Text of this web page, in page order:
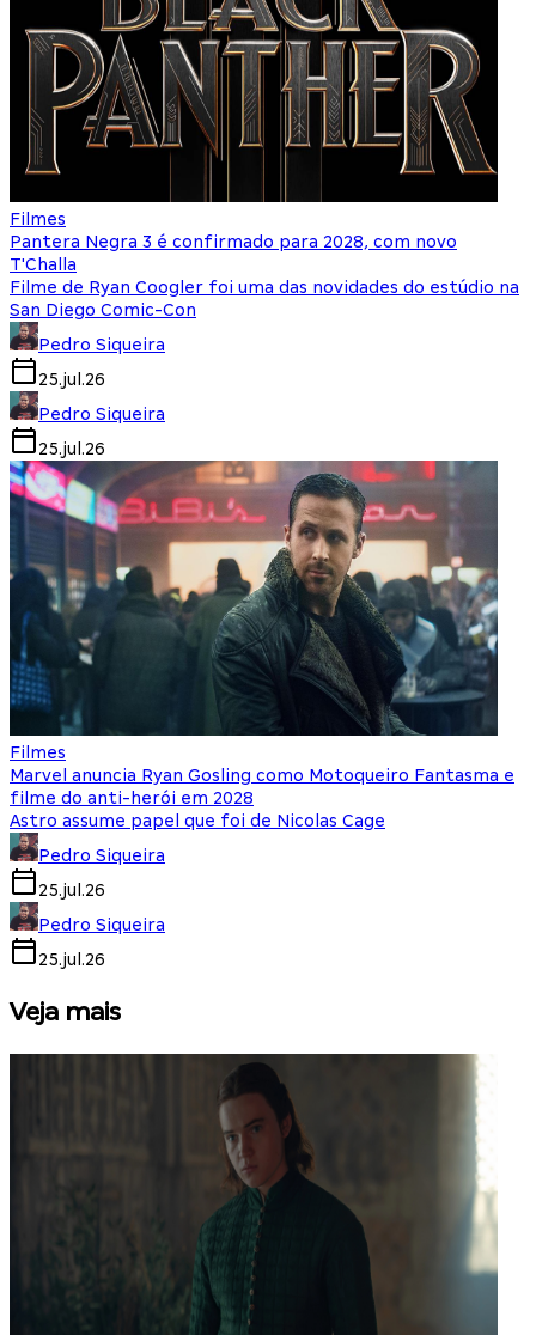
Filmes
Pantera Negra 3 é confirmado para 2028, com novo
T'Challa
Filme de Ryan Coogler foi uma das novidades do estúdio na
San Diego Comic-Con
Pedro Siqueira
25.jul.26
Pedro Siqueira
25.jul.26
Filmes
Marvel anuncia Ryan Gosling como Motoqueiro Fantasma e
filme do anti-herói em 2028
Astro assume papel que foi de Nicolas Cage
Pedro Siqueira
25.jul.26
Pedro Siqueira
25.jul.26
Veja mais